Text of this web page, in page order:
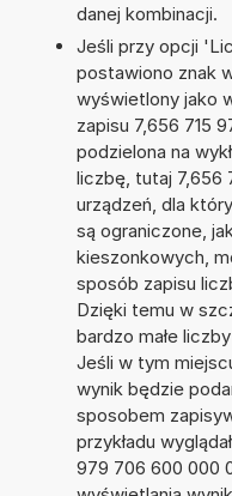
danej kombinacji.
Jeśli przy opcji
postawiono znak
wyświetlony jako
zapisu 7,656 715
podzielona na
liczbę, tutaj 7,656
urządzeń, dla
są ograniczone,
kieszonkowych,
sposób zapisu
Dzięki temu w
bardzo małe
Jeśli w tym
wynik będzie
sposobem
przykładu
979 706 600 000